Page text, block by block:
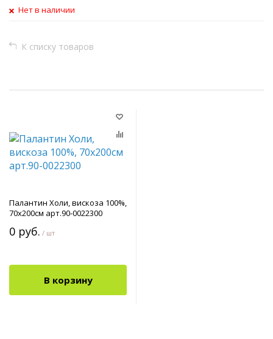
Нет в наличии
К списку товаров
Палантин Холи, вискоза 100%,
70х200см арт.90-0022300
0 руб. / шт
В корзину